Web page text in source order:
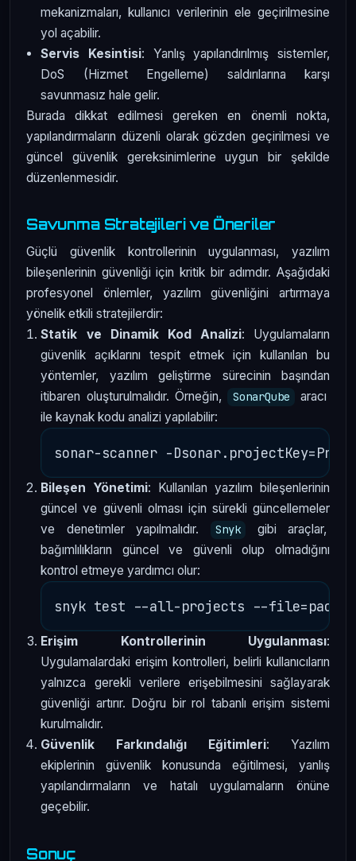
mekanizmaları, kullanıcı verilerinin ele geçirilmesine
yol açabilir.
Servis Kesintisi: Yanlış yapılandırılmış sistemler,
DoS (Hizmet Engelleme) saldırılarına karşı
savunmasız hale gelir.
Burada dikkat edilmesi gereken en önemli nokta,
yapılandırmaların düzenli olarak gözden geçirilmesi ve
güncel güvenlik gereksinimlerine uygun bir şekilde
düzenlenmesidir.
Savunma Stratejileri ve Öneriler
Güçlü güvenlik kontrollerinin uygulanması, yazılım
bileşenlerinin güvenliği için kritik bir adımdır. Aşağıdaki
profesyonel önlemler, yazılım güvenliğini artırmaya
yönelik etkili stratejilerdir:
Statik ve Dinamik Kod Analizi: Uygulamaların
güvenlik açıklarını tespit etmek için kullanılan bu
yöntemler, yazılım geliştirme sürecinin başından
itibaren oluşturulmalıdır. Örneğin,
SonarQube
aracı
ile kaynak kodu analizi yapılabilir:
Bileşen Yönetimi: Kullanılan yazılım bileşenlerinin
güncel ve güvenli olması için sürekli güncellemeler
ve denetimler yapılmalıdır.
Snyk
gibi araçlar,
bağımlılıkların güncel ve güvenli olup olmadığını
kontrol etmeye yardımcı olur:
Erişim Kontrollerinin Uygulanması:
Uygulamalardaki erişim kontrolleri, belirli kullanıcıların
yalnızca gerekli verilere erişebilmesini sağlayarak
güvenliği artırır. Doğru bir rol tabanlı erişim sistemi
kurulmalıdır.
Güvenlik Farkındalığı Eğitimleri: Yazılım
ekiplerinin güvenlik konusunda eğitilmesi, yanlış
yapılandırmaların ve hatalı uygulamaların önüne
geçebilir.
Sonuç